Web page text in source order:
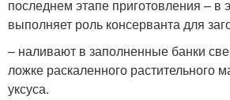
последнем этапе приготовления – в
выполняет роль консерванта для
– наливают в заполненные банки
ложке раскаленного растительного
уксуса.